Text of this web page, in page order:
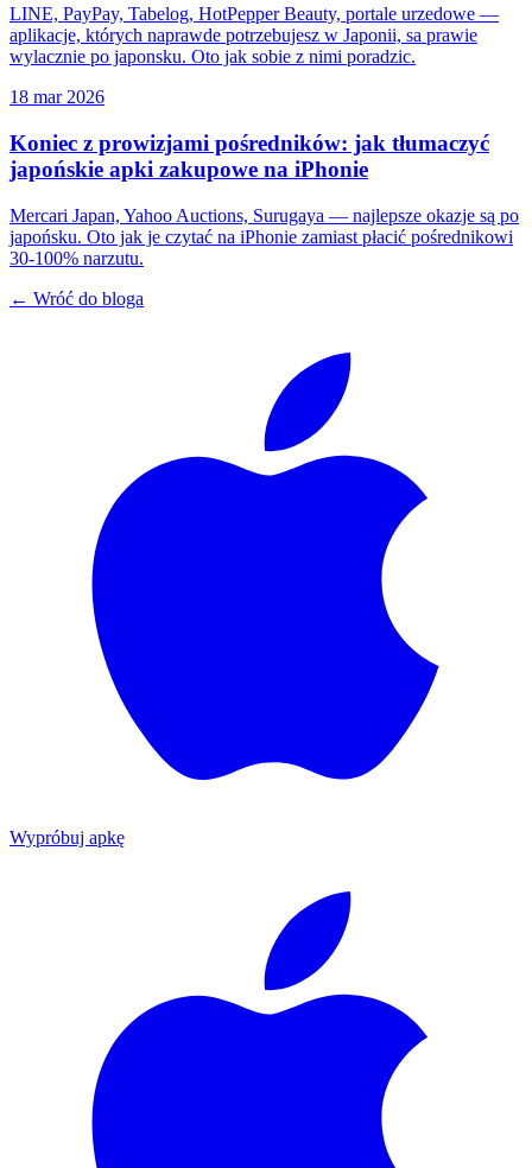
LINE, PayPay, Tabelog, HotPepper Beauty, portale urzedowe —
aplikacje, których naprawde potrzebujesz w Japonii, sa prawie
wylacznie po japonsku. Oto jak sobie z nimi poradzic.
18 mar 2026
Koniec z prowizjami pośredników: jak tłumaczyć
japońskie apki zakupowe na iPhonie
Mercari Japan, Yahoo Auctions, Surugaya — najlepsze okazje są po
japońsku. Oto jak je czytać na iPhonie zamiast płacić pośrednikowi
30-100% narzutu.
← Wróć do bloga
Wypróbuj apkę